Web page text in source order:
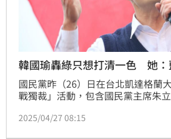
韓國瑜轟綠只想打清一色 她：
國民黨昨（26）日在台北凱達格蘭
戰獨裁」活動，包含國民黨主席朱
辦方更宣稱現場破20萬人。立法院
2025/04/27 08:15